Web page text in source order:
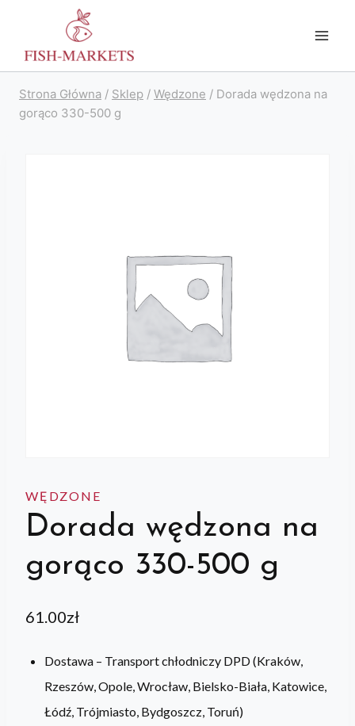
treści
Strona Główna / Sklep / Wędzone / Dorada wędzona na
gorąco 330-500 g
WĘDZONE
Dorada wędzona na
gorąco 330-500 g
61.00zł
Dostawa – Transport chłodniczy DPD (Kraków,
Rzeszów, Opole, Wrocław, Bielsko-Biała, Katowice,
Łódź, Trójmiasto, Bydgoszcz, Toruń)